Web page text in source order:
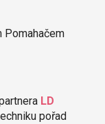
Pomahačem
LD
pořad